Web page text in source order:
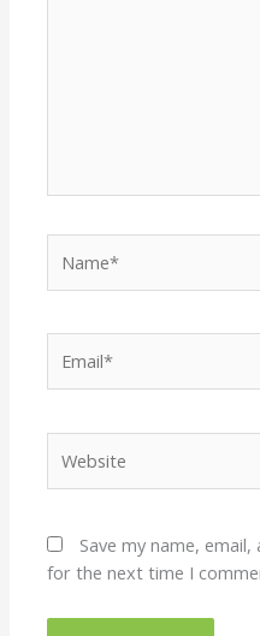
Save my name,
for the next time I